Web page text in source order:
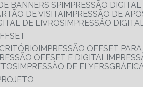
BANNERS SP IMPRESSÃO
DE VISITA IMPRESSÃO DE
DE LIVROS IMPRESSÃO
IMPRESSÃO OFFSET
OFFSET E DIGITAL
IMPRESSÃO DE FLYERS